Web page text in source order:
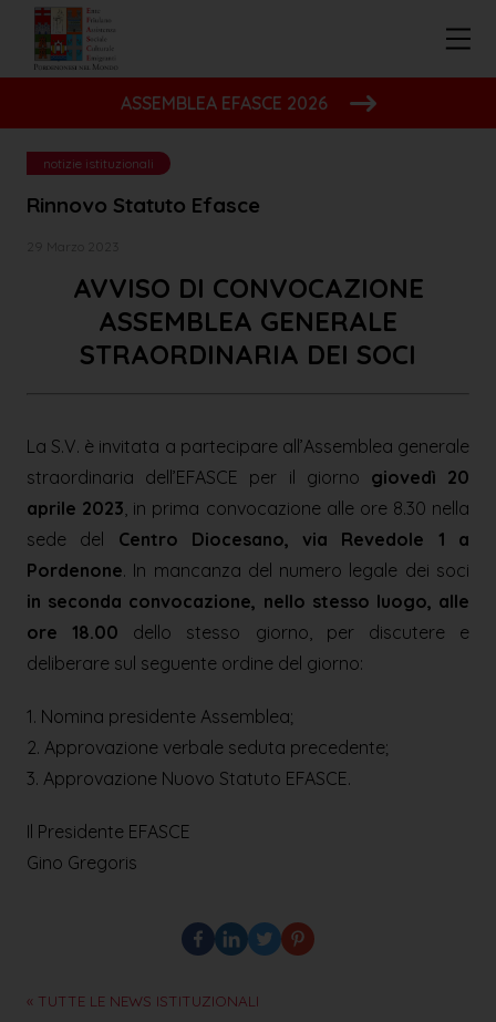
ASSEMBLEA EFASCE 2026
notizie istituzionali
Rinnovo Statuto Efasce
AVVISO DI CONVOCAZIONE
ASSEMBLEA GENERALE
STRAORDINARIA DEI SOCI
La S.V. è invitata a partecipare all’Assemblea generale
straordinaria dell’EFASCE per il giorno giovedì 20
aprile 2023 , in prima convocazione alle ore 8.30 nella
sede del Centro Diocesano, via Revedole 1 a
Pordenone. In mancanza del numero legale dei soci
in seconda convocazione, nello stesso luogo, alle
ore 18.00 dello stesso giorno, per discutere e
deliberare sul seguente ordine del giorno:
1. Nomina presidente Assemblea;
2. Approvazione verbale seduta precedente;
3. Approvazione Nuovo Statuto EFASCE.
Il Presidente EFASCE
Gino Gregoris
« TUTTE LE NEWS ISTITUZIONALI